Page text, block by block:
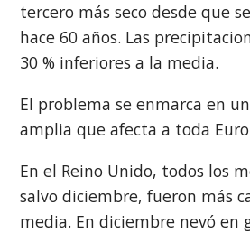
tercero más seco desde que
hace 60 años. Las
30 % inferiores a la media.
El problema se enmarca en
amplia que afecta a toda
En el Reino Unido, todos los
salvo diciembre, fueron más
media. En diciembre nevó en